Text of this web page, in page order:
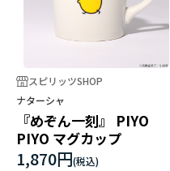
スピリッツSHOP
ナターシャ
『めぞん一刻』 PIYO
PIYO マグカップ
1,870円